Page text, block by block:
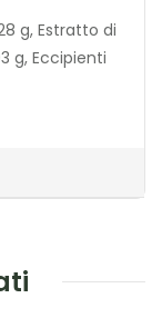
g, Estratto di
g, Eccipienti